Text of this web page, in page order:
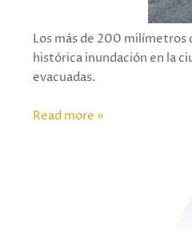
Los más de 200 milímetros
histórica inundación en la
evacuadas.
Read more »